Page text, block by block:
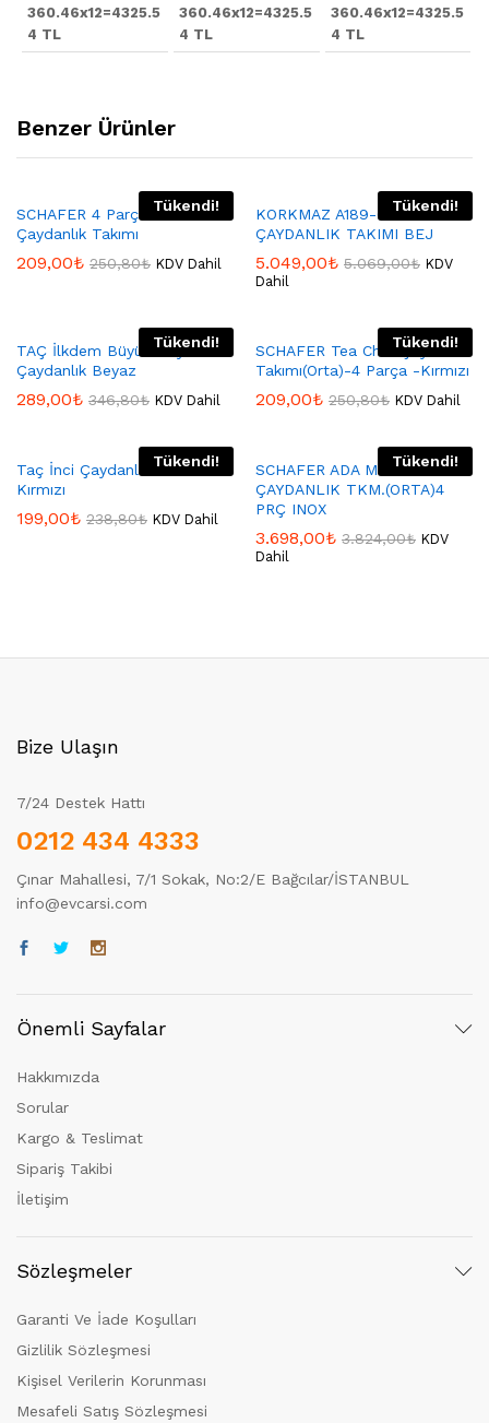
360.46x12=4325.5
4 TL
360.46x12=4325.5
4 TL
360.46x12=4325.5
4 TL
Benzer Ürünler
Tükendi!
SCHAFER 4 Parça Soft
Çaydanlık Takımı
209,00₺ 250,80₺ KDV Dahil
Tükendi!
KORKMAZ A189-02 RİVA
ÇAYDANLIK TAKIMI BEJ
5.049,00₺ 5.069,00₺ KDV
Dahil
Tükendi!
TAÇ İlkdem Büyük Boy
Çaydanlık Beyaz
289,00₺ 346,80₺ KDV Dahil
Tükendi!
SCHAFER Tea Chef Çaydanlık
Takımı(Orta)-4 Parça -Kırmızı
209,00₺ 250,80₺ KDV Dahil
Tükendi!
Taç İnci Çaydanlık Orta
Kırmızı
199,00₺ 238,80₺ KDV Dahil
Tükendi!
SCHAFER ADA METAL
ÇAYDANLIK TKM.(ORTA)4
PRÇ INOX
3.698,00₺ 3.824,00₺ KDV
Dahil
Bize Ulaşın
7/24 Destek Hattı
0212 434 4333
Çınar Mahallesi, 7/1 Sokak, No:2/E Bağcılar/İSTANBUL
info@evcarsi.com
Önemli Sayfalar
Hakkımızda
Sorular
Kargo & Teslimat
Sipariş Takibi
İletişim
Sözleşmeler
Garanti Ve İade Koşulları
Gizlilik Sözleşmesi
Kişisel Verilerin Korunması
Mesafeli Satış Sözleşmesi